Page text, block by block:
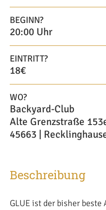
BEGINN?
20:00 Uhr
EINTRITT?
18€
WO?
Backyard-Club
Alte Grenzstraße
45663 |
Beschreibung
GLUE ist der bisher